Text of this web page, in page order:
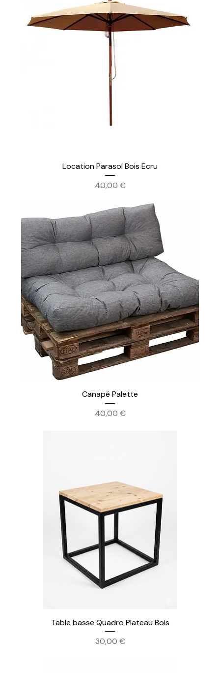
Location Parasol Bois Ecru
Prix
40,00 €
Canapé Palette
Prix
40,00 €
Table basse Quadro Plateau Bois
Prix
30,00 €